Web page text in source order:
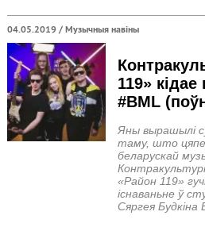
04.05.2019 /Музычныя навіны
119»
#BML
Яны вырашылі
таму, што
беларускай
«Район 119»
існаваньне ў
Сяргея Будкіна